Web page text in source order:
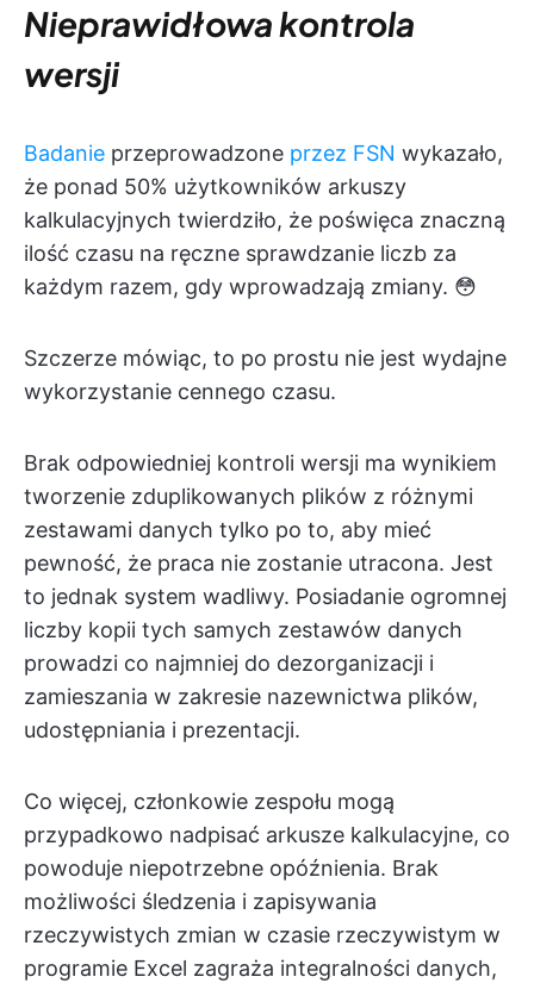
Nieprawidłowa kontrola
wersji
Badanie przeprowadzone przez FSN wykazało,
że ponad 50% użytkowników arkuszy
kalkulacyjnych twierdziło, że poświęca znaczną
ilość czasu na ręczne sprawdzanie liczb za
każdym razem, gdy wprowadzają zmiany. 😳
Szczerze mówiąc, to po prostu nie jest wydajne
wykorzystanie cennego czasu.
Brak odpowiedniej kontroli wersji ma wynikiem
tworzenie zduplikowanych plików z różnymi
zestawami danych tylko po to, aby mieć
pewność, że praca nie zostanie utracona. Jest
to jednak system wadliwy. Posiadanie ogromnej
liczby kopii tych samych zestawów danych
prowadzi co najmniej do dezorganizacji i
zamieszania w zakresie nazewnictwa plików,
udostępniania i prezentacji.
Co więcej, członkowie zespołu mogą
przypadkowo nadpisać arkusze kalkulacyjne, co
powoduje niepotrzebne opóźnienia. Brak
możliwości śledzenia i zapisywania
rzeczywistych zmian w czasie rzeczywistym w
programie Excel zagraża integralności danych,